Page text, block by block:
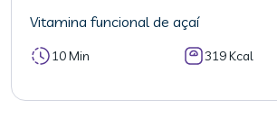
Vitamina funcional de açaí
10 Min 319 Kcal